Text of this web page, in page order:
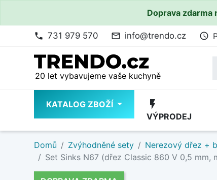
Doprava zdarma
phone 731 979 570 mail_outline info@trendo.cz access_time
20 let vybavujeme vaše kuchyně
KATALOG ZBOŽÍ flash_on
VÝPRODEJ
Domů Zvýhodněné sety Nerezový dřez +
Set Sinks N67 (dřez Classic 860 V 0,5